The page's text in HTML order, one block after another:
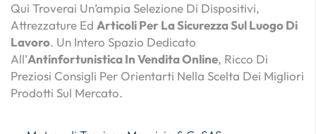
Qui Troverai Un’ampia Selezione Di Dispositivi,
Attrezzature Ed Articoli Per La Sicurezza Sul Luogo Di
Lavoro. Un Intero Spazio Dedicato
All’Antinfortunistica In Vendita Online, Ricco Di
Preziosi Consigli Per Orientarti Nella Scelta Dei Migliori
Prodotti Sul Mercato.